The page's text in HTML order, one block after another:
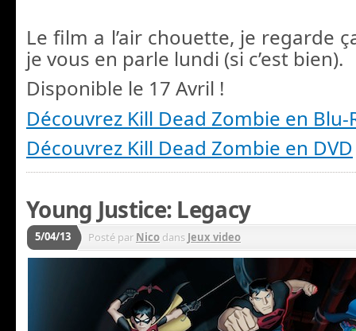
Le film a l’air chouette, je regarde
je vous en parle lundi (si c’est bien).
Disponible le 17 Avril !
Découvrez Kill Dead Zombie en Blu-
Découvrez Kill Dead Zombie en DVD
Young Justice: Legacy
5/04/13 Posté par Nico dans Jeux video